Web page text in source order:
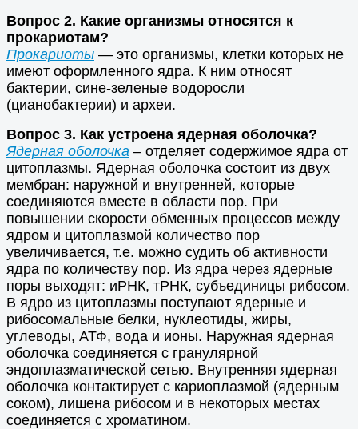
Вопрос 2. Какие организмы относятся к
прокариотам?
Прокариоты — это организмы, клетки которых не
имеют оформленного ядра. К ним относят
бактерии, сине-зеленые водоросли
(цианобактерии) и археи.
Вопрос 3. Как устроена ядерная оболочка?
Ядерная оболочка – отделяет содержимое ядра от
цитоплазмы. Ядерная оболочка состоит из двух
мембран: наружной и внутренней, которые
соединяются вместе в области пор. При
повышении скорости обменных процессов между
ядром и цитоплазмой количество пор
увеличивается, т.е. можно судить об активности
ядра по количеству пор. Из ядра через ядерные
поры выходят: иРНК, тРНК, субъединицы рибосом.
В ядро из цитоплазмы поступают ядерные и
рибосомальные белки, нуклеотиды, жиры,
углеводы, АТФ, вода и ионы. Наружная ядерная
оболочка соединяется с гранулярной
эндоплазматической сетью. Внутренняя ядерная
оболочка контактирует с кариоплазмой (ядерным
соком), лишена рибосом и в некоторых местах
соединяется с хроматином.